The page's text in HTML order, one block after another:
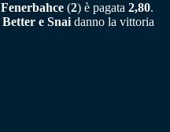
Fenerbahce (2) è pagata 2,80.
Better e Snai danno la vittoria